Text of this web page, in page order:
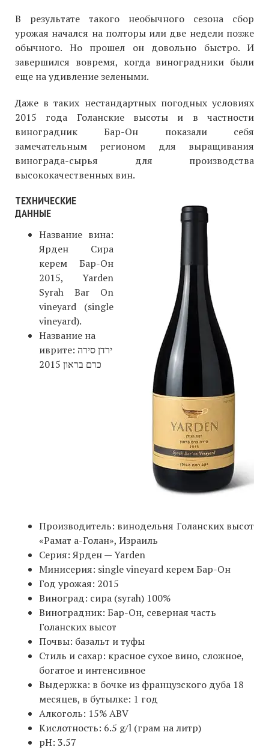
В результате такого необычного сезона сбор
урожая начался на полторы или две недели позже
обычного. Но прошел он довольно быстро. И
завершился вовремя, когда виноградники были
еще на удивление зелеными.
Даже в таких нестандартных погодных условиях
2015 года Голанские высоты и в частности
виноградник Бар-Он показали себя
замечательным регионом для выращивания
винограда-сырья для производства
высококачественных вин.
ТЕХНИЧЕСКИЕ
ДАННЫЕ
Название вина:
Ярден Сира
керем Бар-Он
2015, Yarden
Syrah Bar On
vineyard (single
vineyard).
Название на
иврите: ירדן סירה
כרם בראון 2015
Производитель: винодельня Голанских высот
«Рамат а-Голан», Израиль
Серия: Ярден — Yarden
Минисерия: single vineyard керем Бар-Он
Год урожая: 2015
Виноград: сира (syrah) 100%
Виноградник: Бар-Он, северная часть
Голанских высот
Почвы: базальт и туфы
Cтиль и сахар: красное сухое вино, сложное,
богатое и интенсивное
Выдержка: в бочке из французского дуба 18
месяцев, в бутылке: 1 год
Алкоголь: 15% ABV
Кислотность: 6.5 g/l (грам на литр)
pH: 3.57